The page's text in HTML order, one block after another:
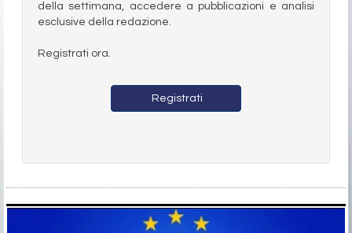
della settimana, accedere a pubblicazioni e analisi
esclusive della redazione.
Registrati ora.
Registrati